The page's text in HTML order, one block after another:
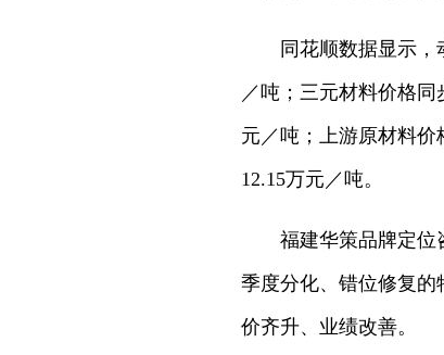
同花顺数据显示，
／吨；三元材料价格同
元／吨；上游原材料价
12.15万元／吨。
福建华策品牌定位
季度分化、错位修复
价齐升、业绩改善。